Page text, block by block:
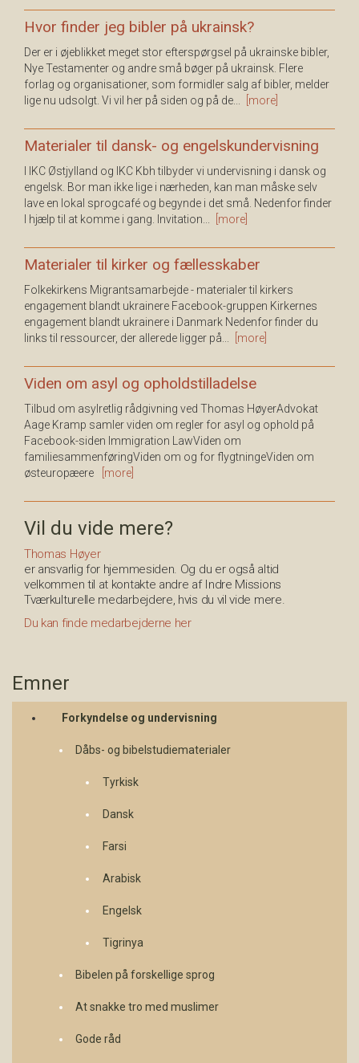
Emner
Forkyndelse og undervisning
Dåbs- og bibelstudiematerialer
Tyrkisk
Dansk
Farsi
Arabisk
Engelsk
Tigrinya
Bibelen på forskellige sprog
At snakke tro med muslimer
Gode råd
Hvor finder jeg bibler på ukrainsk?
Der er i øjeblikket meget stor efterspørgsel på ukrainske bibler,
Nye Testamenter og andre små bøger på ukrainsk. Flere
forlag og organisationer, som formidler salg af bibler, melder
lige nu udsolgt. Vi vil her på siden og på de...
[more]
Materialer til dansk- og engelskundervisning
I IKC Østjylland og IKC Kbh tilbyder vi undervisning i dansk og
engelsk. Bor man ikke lige i nærheden, kan man måske selv
lave en lokal sprogcafé og begynde i det små. Nedenfor finder
I hjælp til at komme i gang. Invitation...
[more]
Materialer til kirker og fællesskaber
Folkekirkens Migrantsamarbejde - materialer til kirkers
engagement blandt ukrainere Facebook-gruppen Kirkernes
engagement blandt ukrainere i Danmark Nedenfor finder du
links til ressourcer, der allerede ligger på...
[more]
Viden om asyl og opholdstilladelse
Tilbud om asylretlig rådgivning ved Thomas HøyerAdvokat
Aage Kramp samler viden om regler for asyl og ophold på
Facebook-siden Immigration LawViden om
familiesammenføringViden om og for flygtningeViden om
østeuropæere
[more]
Vil du vide mere?
Thomas Høyer
er ansvarlig for hjemmesiden. Og du er også altid
velkommen til at kontakte andre af Indre Missions
Tværkulturelle medarbejdere, hvis du vil vide mere.
Du kan finde medarbejderne her